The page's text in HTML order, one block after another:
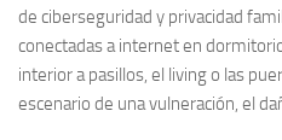
de ciberseguridad y privacidad
conectadas a internet en
interior a pasillos, el living o las
escenario de una vulneración, el